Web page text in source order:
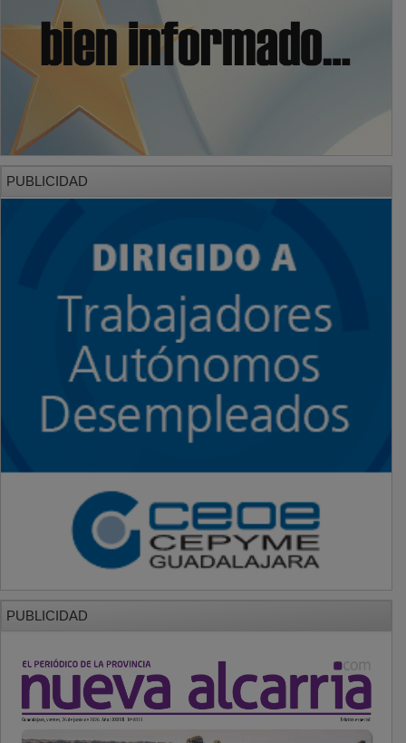
PUBLICIDAD
PUBLICIDAD